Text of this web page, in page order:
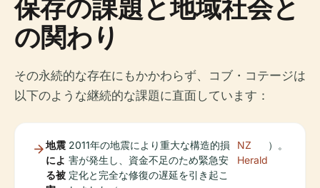
保存の課題と地域社会と
の関わり
その永続的な存在にもかかわらず、コブ・コテージは
以下のような継続的な課題に直面しています：
地震
によ
る被
2011年の地震により重大な構造的損
害が発生し、資金不足のため緊急安
定化と完全な修復の遅延を引き起こ
NZ
Herald
）。